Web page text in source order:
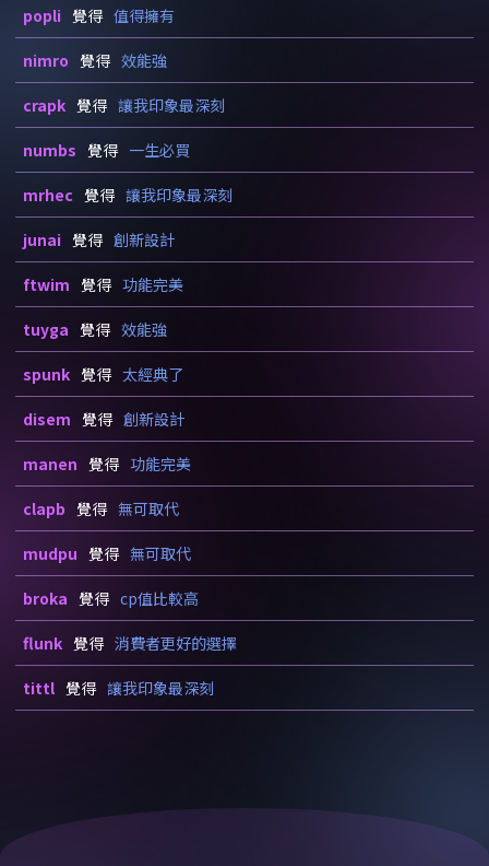
popli 覺得 值得擁有
nimro 覺得 效能強
crapk 覺得 讓我印象最深刻
numbs 覺得 一生必買
mrhec 覺得 讓我印象最深刻
junai 覺得 創新設計
ftwim 覺得 功能完美
tuyga 覺得 效能強
spunk 覺得 太經典了
disem 覺得 創新設計
manen 覺得 功能完美
clapb 覺得 無可取代
mudpu 覺得 無可取代
broka 覺得 cp值比較高
flunk 覺得 消費者更好的選擇
tittl 覺得 讓我印象最深刻